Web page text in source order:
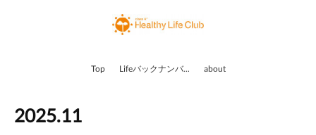
Top Lifeバックナンバー about
2025.11